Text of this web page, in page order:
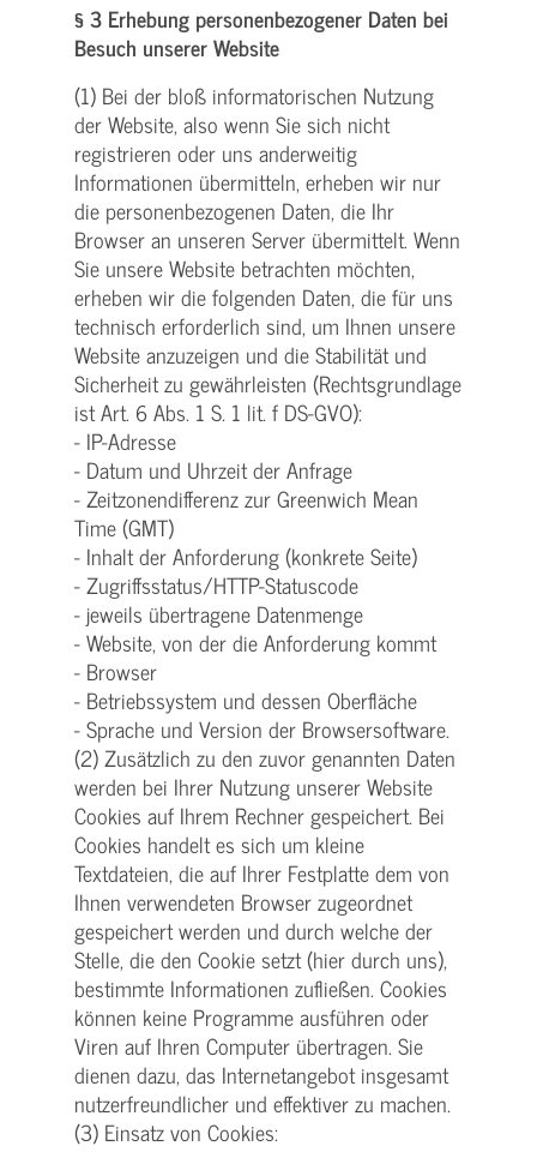
§ 3 Erhebung personenbezogener Daten bei
Besuch unserer Website
(1) Bei der bloß informatorischen Nutzung
der Website, also wenn Sie sich nicht
registrieren oder uns anderweitig
Informationen übermitteln, erheben wir nur
die personenbezogenen Daten, die Ihr
Browser an unseren Server übermittelt. Wenn
Sie unsere Website betrachten möchten,
erheben wir die folgenden Daten, die für uns
technisch erforderlich sind, um Ihnen unsere
Website anzuzeigen und die Stabilität und
Sicherheit zu gewährleisten (Rechtsgrundlage
ist Art. 6 Abs. 1 S. 1 lit. f DS-GVO):
- IP-Adresse
- Datum und Uhrzeit der Anfrage
- Zeitzonendifferenz zur Greenwich Mean
Time (GMT)
- Inhalt der Anforderung (konkrete Seite)
- Zugriffsstatus/HTTP-Statuscode
- jeweils übertragene Datenmenge
- Website, von der die Anforderung kommt
- Browser
- Betriebssystem und dessen Oberfläche
- Sprache und Version der Browsersoftware.
(2) Zusätzlich zu den zuvor genannten Daten
werden bei Ihrer Nutzung unserer Website
Cookies auf Ihrem Rechner gespeichert. Bei
Cookies handelt es sich um kleine
Textdateien, die auf Ihrer Festplatte dem von
Ihnen verwendeten Browser zugeordnet
gespeichert werden und durch welche der
Stelle, die den Cookie setzt (hier durch uns),
bestimmte Informationen zufließen. Cookies
können keine Programme ausführen oder
Viren auf Ihren Computer übertragen. Sie
dienen dazu, das Internetangebot insgesamt
nutzerfreundlicher und effektiver zu machen.
(3) Einsatz von Cookies: